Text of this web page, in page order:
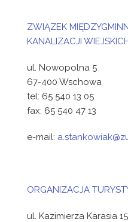
ZWIĄZEK
KANALIZACJI
ul. Nowopolna 5
67-400 Wschowa
tel: 65 540 13 05
fax: 65 540 47 13
e-mail:
ORGANIZACJA
ul. Kazimierza Karasia 15